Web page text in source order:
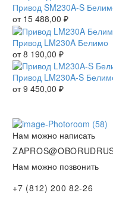
Привод SM230A-S
от 15 488,00 ₽
Привод LM230A Белимо
от8 190,00 ₽
Привод LM230A-S
от9 450,00 ₽
Нам можно написать
Нам можно позвонить
+7 (812) 200 82-26